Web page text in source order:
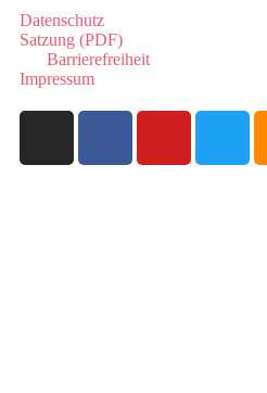
Datenschutz
Satzung (PDF)
Barrierefreiheit
Impressum